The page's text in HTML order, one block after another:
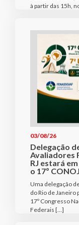
à partir das 15h,
03/08/26
Delegação
Avaliadores
RJ estará
o 17º
Uma delegação
do Rio de Janeiro
17º Congresso
Federais […]